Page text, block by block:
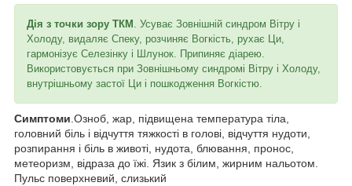
Дія з точки зору ТКМ . Усуває Зовнішній синдром Вітру і
Холоду, видаляє Спеку, розчиняє Вогкість, рухає Ци,
гармонізує Селезінку і Шлунок. Припиняє діарею.
Використовується при Зовнішньому синдромі Вітру і Холоду,
внутрішньому застої Ци і пошкодження Вогкістю.
Симптоми.Озноб, жар, підвищена температура тіла,
головний біль і відчуття тяжкості в голові, відчуття нудоти,
розпирання і біль в животі, нудота, блювання, пронос,
метеоризм, відраза до їжі. Язик з білим, жирним нальотом.
Пульс поверхневий, слизький